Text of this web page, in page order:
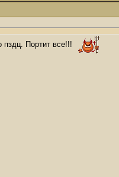
пздц. Портит все!!!